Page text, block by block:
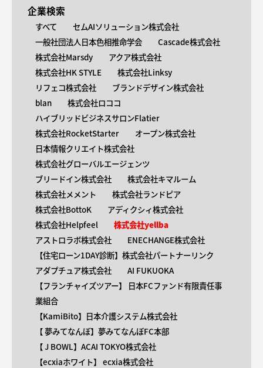
企業検索
すべて
セムAIソリューション株式会社
一般社団法人日本色相推命学会
Cascade株式会社
株式会社Marsdy
アクア株式会社
株式会社HK STYLE
株式会社Linksy
リフェコ株式会社
ブランドデザイン株式会社
blan
株式会社ロココ
ハイブリッドビジネスサロンFlatier
株式会社RocketStarter
オープン株式会社
日本情報クリエイト株式会社
株式会社グローバルエージェンツ
ブリードイン株式会社
株式会社キマルーム
株式会社メメント
株式会社ランドピア
株式会社BottoK
アディクシィ株式会社
株式会社Helpfeel
株式会社yellba
アストロラボ株式会社
ENECHANGE株式会社
【住宅ローン1DAY診断】株式会社パートナーリンク
アダプチュア株式会社
AI FUKUOKA
【​フランチャイズツアー】 日本FCファンド有限責任事
業組合
【KamiBito​】日本介護システム株式会社
【 ​夢みてなんぼ】夢みてなんぼFC本部
【 ​J BOWL】ACAI TOKYO株式会社
【​ecxiaホワイト】 ecxia株式会社